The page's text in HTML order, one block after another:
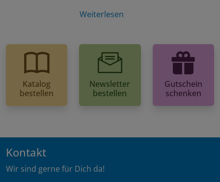
Weiterlesen
Katalog
bestellen
Newsletter
bestellen
Gutschein
schenken
Kontakt
Wir sind gerne für Dich da!